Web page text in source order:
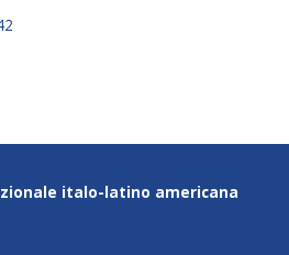
italo-latino americana